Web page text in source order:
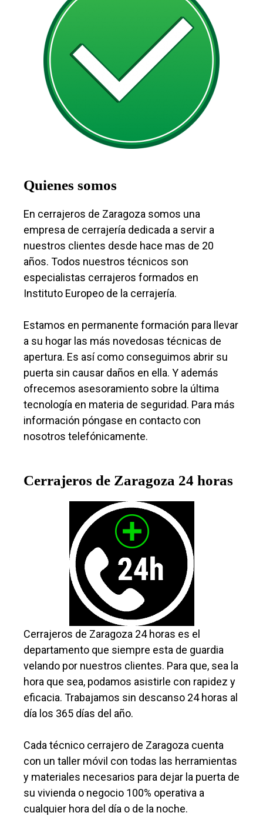
Quienes somos
En cerrajeros de Zaragoza somos una
empresa de cerrajería dedicada a servir a
nuestros clientes desde hace mas de 20
años. Todos nuestros técnicos son
especialistas cerrajeros formados en
Instituto Europeo de la cerrajería.
Estamos en permanente formación para llevar
a su hogar las más novedosas técnicas de
apertura. Es así como conseguimos abrir su
puerta sin causar daños en ella. Y además
ofrecemos asesoramiento sobre la última
tecnología en materia de seguridad. Para más
información póngase en contacto con
nosotros telefónicamente.
Cerrajeros de Zaragoza 24 horas
Cerrajeros de Zaragoza 24 horas es el
departamento que siempre esta de guardia
velando por nuestros clientes. Para que, sea la
hora que sea, podamos asistirle con rapidez y
eficacia. Trabajamos sin descanso 24 horas al
día los 365 días del año.
Cada técnico cerrajero de Zaragoza cuenta
con un taller móvil con todas las herramientas
y materiales necesarios para dejar la puerta de
su vivienda o negocio 100% operativa a
cualquier hora del día o de la noche.